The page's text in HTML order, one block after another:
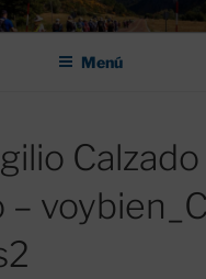
DE
DE
Menú
Calzado
–